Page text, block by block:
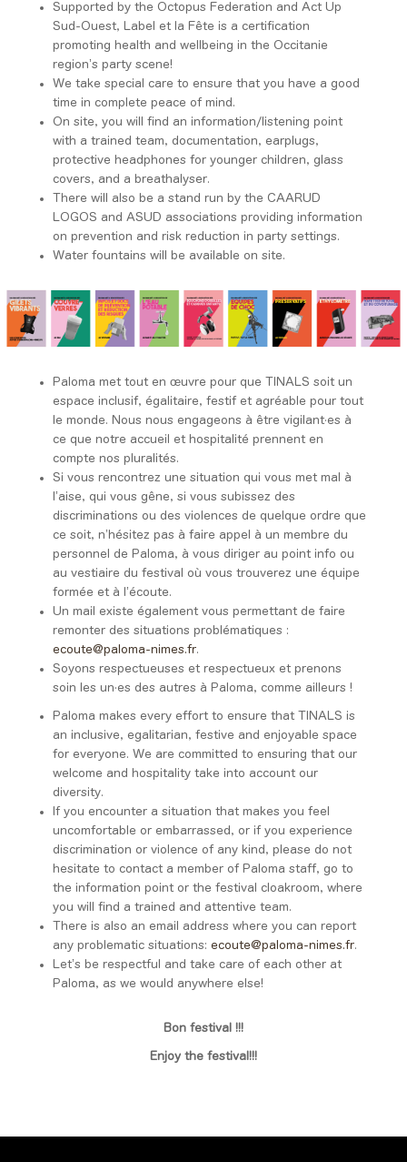
Supported by the Octopus Federation and Act Up
Sud-Ouest, Label et la Fête is a certification
promoting health and wellbeing in the Occitanie
region’s party scene!
We take special care to ensure that you have a good
time in complete peace of mind.
On site, you will find an information/listening point
with a trained team, documentation, earplugs,
protective headphones for younger children, glass
covers, and a breathalyser.
There will also be a stand run by the CAARUD
LOGOS and ASUD associations providing information
on prevention and risk reduction in party settings.
Water fountains will be available on site.
Paloma met tout en œuvre pour que TINALS soit un
espace inclusif, égalitaire, festif et agréable pour tout
le monde. Nous nous engageons à être vigilant·es à
ce que notre accueil et hospitalité prennent en
compte nos pluralités.
Si vous rencontrez une situation qui vous met mal à
l’aise, qui vous gêne, si vous subissez des
discriminations ou des violences de quelque ordre que
ce soit, n’hésitez pas à faire appel à un membre du
personnel de Paloma, à vous diriger au point info ou
au vestiaire du festival où vous trouverez une équipe
formée et à l’écoute.
Un mail existe également vous permettant de faire
remonter des situations problématiques :
ecoute@paloma-nimes.fr.
Soyons respectueuses et respectueux et prenons
soin les un·es des autres à Paloma, comme ailleurs !
Paloma makes every effort to ensure that TINALS is
an inclusive, egalitarian, festive and enjoyable space
for everyone. We are committed to ensuring that our
welcome and hospitality take into account our
diversity.
If you encounter a situation that makes you feel
uncomfortable or embarrassed, or if you experience
discrimination or violence of any kind, please do not
hesitate to contact a member of Paloma staff, go to
the information point or the festival cloakroom, where
you will find a trained and attentive team.
There is also an email address where you can report
any problematic situations: ecoute@paloma-nimes.fr.
Let’s be respectful and take care of each other at
Paloma, as we would anywhere else!
Bon festival !!!
Enjoy the festival!!!